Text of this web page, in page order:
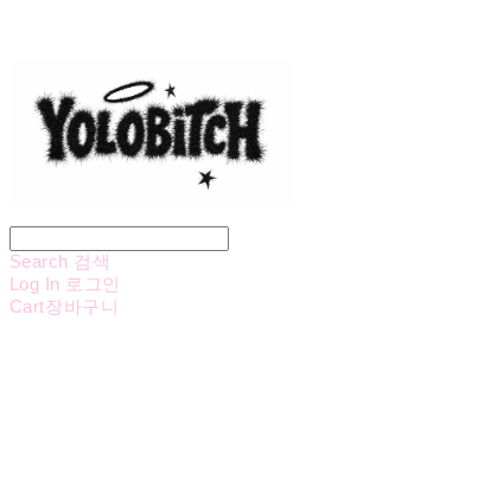
Search 검색
Log In 로그인
Cart장바구니